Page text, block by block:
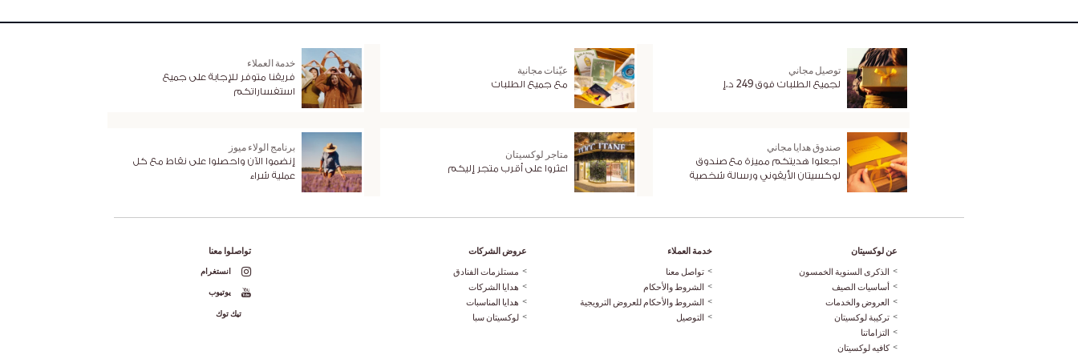
توصيل مجاني
لجميع الطلبات فوق 249 د.إ
عيّنات مجانية
مع جميع الطلبات
خدمة العملاء
فريقنا متوفر للإجابة على جميع
استفساراتكم
صندوق هدايا مجاني
اجعلوا هديتكم مميزة مع صندوق
لوكسيتان الأيقوني ورسالة شخصية
متاجر لوكسيتان
اعثروا على أقرب متجر إليكم
برنامج الولاء ميوز
إنضموا الآن واحصلوا على نقاط مع كل
عملية شراء
عن لوكسيتان
الذكرى السنوية الخمسون
أساسيات الصيف
العروض والخدمات
تركيبة لوكسيتان
التزاماتنا
كافيه لوكسيتان
خدمة العملاء
تواصل معنا
الشروط والأحكام
الشروط والأحكام للعروض الترويجية
التوصيل
عروض الشركات
مستلزمات الفنادق
هدايا الشركات
هدايا المناسبات
لوكسيتان سبا
تواصلوا معنا
انستغرام
يوتيوب
تيك توك